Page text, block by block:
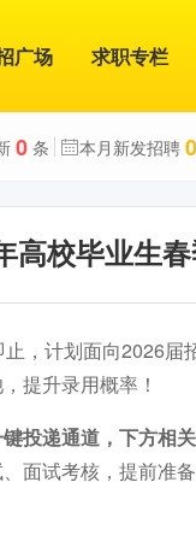
广场 求职专栏
0 条 本月新发招聘 0
高校毕业生
，计划面向2026
提升录用概率！
投递通道，下方相
试考核，提前准